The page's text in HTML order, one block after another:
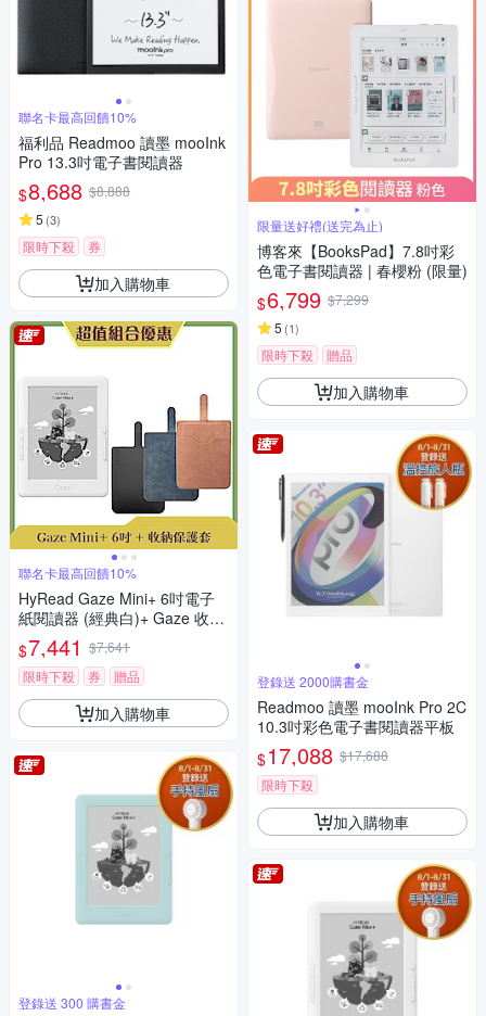
聯名卡最高回饋10%
福利品 Readmoo 讀墨 mooInk
Pro 13.3吋電子書閱讀器
$8,688 $8,888
5 (3)
限時下殺 券
加入購物車
聯名卡最高回饋10%
HyRead Gaze Mini+ 6吋電子
紙閱讀器 (經典白)+ Gaze 收納
保護套 (組合)
$7,441 $7,641
限時下殺
券 贈品
加入購物車
登錄送 300 購書金
限量送好禮(送完為止)
博客來【BooksPad】7.8吋彩
色電子書閱讀器 | 春櫻粉 (限量)
$6,799 $7,299
5 (1)
限時下殺 贈品
加入購物車
登錄送 2000購書金
Readmoo 讀墨 mooInk Pro 2C
10.3吋彩色電子書閱讀器平板
$17,088 $17,688
限時下殺
加入購物車